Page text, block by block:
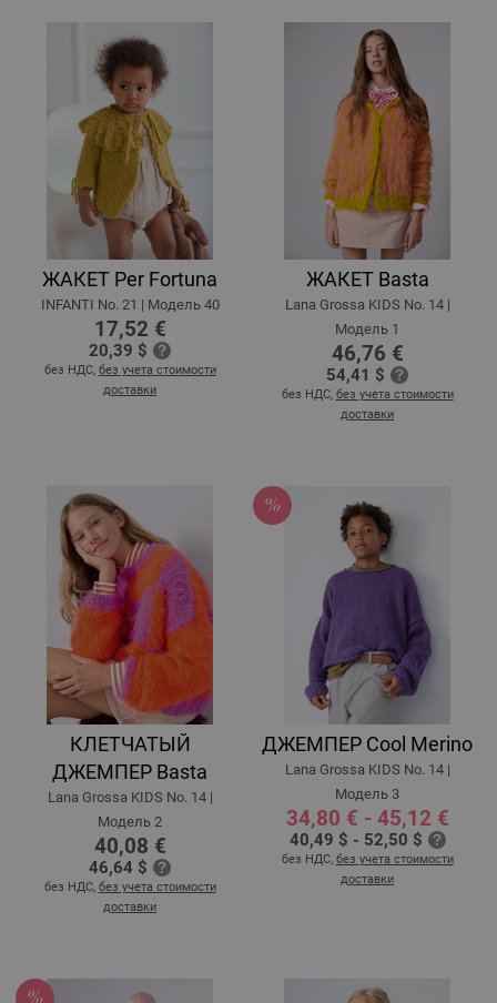
ЖАКЕТ Per Fortuna
INFANTI No. 21 | Модель 40
17,52 €
20,39 $
без НДС, без учета стоимости
доставки
ЖАКЕТ Basta
Lana Grossa KIDS No. 14 |
Модель 1
46,76 €
54,41 $
без НДС, без учета стоимости
доставки
КЛЕТЧАТЫЙ
ДЖЕМПЕР Basta
Lana Grossa KIDS No. 14 |
Модель 2
40,08 €
46,64 $
без НДС, без учета стоимости
доставки
ДЖЕМПЕР Cool Merino
Lana Grossa KIDS No. 14 |
Модель 3
34,80 € - 45,12 €
40,49 $ - 52,50 $
без НДС, без учета стоимости
доставки